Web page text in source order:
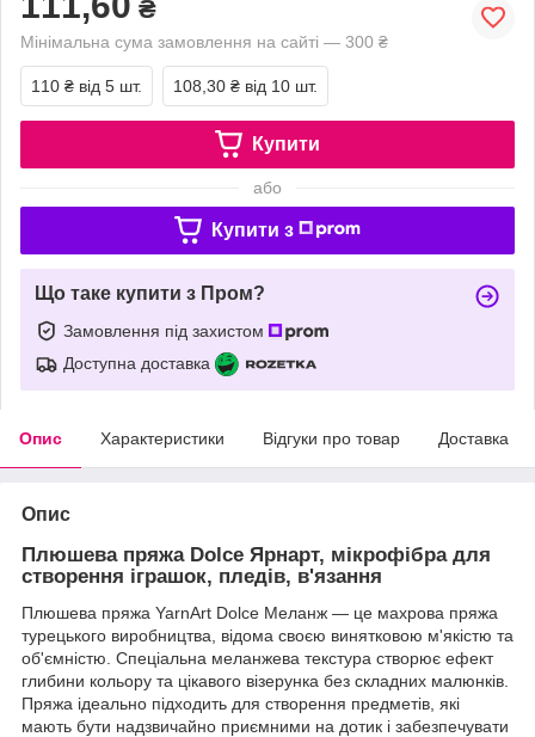
₴
Мінімальна сума замовлення на сайті — 300 ₴
110 ₴ від 5 шт. 108,30 ₴ від 10 шт.
Купити
або
Купити з
Що таке купити з Пром?
Замовлення під захистом
Доступна доставка
Опис Характеристики Відгуки про товар Доставка
Опис
Плюшева пряжа Dolce Ярнарт, мікрофібра для
створення іграшок, пледів, в'язання
Плюшева пряжа YarnArt Dolce Меланж — це махрова пряжа
турецького виробництва, відома своєю винятковою м'якістю та
об'ємністю. Спеціальна меланжева текстура створює ефект
глибини кольору та цікавого візерунка без складних малюнків.
Пряжа ідеально підходить для створення предметів, які
мають бути надзвичайно приємними на дотик і забезпечувати